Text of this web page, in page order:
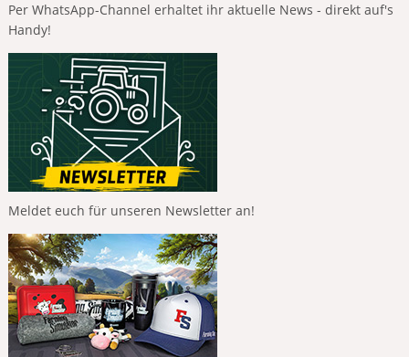
Per WhatsApp-Channel erhaltet ihr aktuelle News - direkt auf's
Handy!
Meldet euch für unseren Newsletter an!